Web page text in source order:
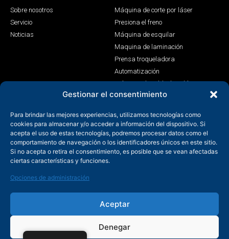
Gestionar el consentimiento
Para brindar las mejores experiencias, utilizamos tecnologías como
cookies para almacenar y/o acceder a información del dispositivo. Si
acepta el uso de estas tecnologías, podremos procesar datos como el
comportamiento de navegación o los identificadores únicos en este sitio.
Si no acepta o retira el consentimiento, es posible que se vean afectadas
ciertas características y funciones.
Opciones de administración
Aceptar
Denegar
Sobre nosotros
Servicio
Noticias
Máquina de corte por láser
Presiona el freno
Máquina de esquilar
Maquina de laminación
Prensa troqueladora
Automatización
Máquina de soldadura láser
+86-158-9507-5134
info@shenchong.com
Tianshun Road, Parque Industrial Yangshan, Wuxi, Jiangsu,
China 214156
Copyright @ 2003-2024 Wuxi Shenchong Forging Machine Co.,